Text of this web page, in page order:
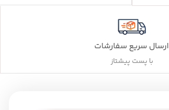
ارسال سریع سفارشات
با پست پیشتاز